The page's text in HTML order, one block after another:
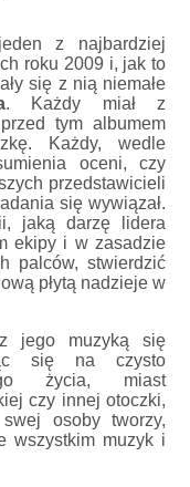
z najbardziej
roku 2009 i, jak to
się z nią niemałe
. Każdy miał z
tym albumem
Każdy, wedle
oceni, czy
przedstawicieli
się wywiązał.
jaką darzę lidera
ekipy i w zasadzie
palców, stwierdzić
płytą nadzieje w
jego muzyką się
się na czysto
życia, miast
czy innej otoczki,
osoby tworzy,
wszystkim muzyk i